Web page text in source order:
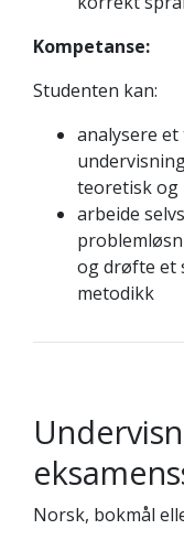
Kompetanse:
Studenten kan:
analysere
teoretisk og
arbeide
og drøfte et
metodikk
Norsk, bokmål